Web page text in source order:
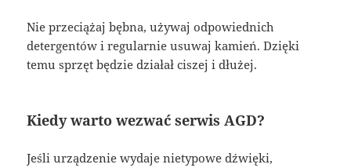
Nie przeciążaj bębna, używaj odpowiednich
detergentów i regularnie usuwaj kamień. Dzięki
temu sprzęt będzie działał ciszej i dłużej.
Kiedy warto wezwać serwis AGD?
Jeśli urządzenie wydaje nietypowe dźwięki,